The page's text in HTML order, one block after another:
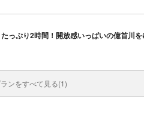
っぷり2時間！開放感いっぱいの億首川
ンをすべて見る(1)